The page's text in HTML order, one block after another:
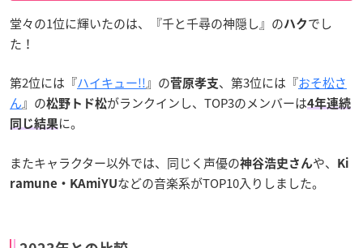
堂々の1位に輝いたのは、『千と千尋の神隠し』のハク でし
た！
第2位には『ハイキュー!!』の菅原孝支、第3位には『おそ松さ
ん』の松野トド松がランクインし、TOP3のメンバーは4年連続
同じ結果に。
またキャラクター以外では、同じく声優の神谷浩史さんや、
Ki
ramune・KAmiYUなどの音楽系がTOP10入りしました。